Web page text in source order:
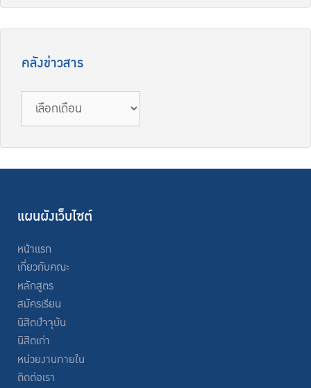
คลังข่าวสาร
ข่าวสาร
แผนผังเว็บไซต์
หน้าแรก
เกี่ยวกับคณะ
หลักสูตร
สมัครเรียน
นิสิตปัจจุบัน
นิสิตเก่า
หน่วยงานภายใน
ติดต่อเรา